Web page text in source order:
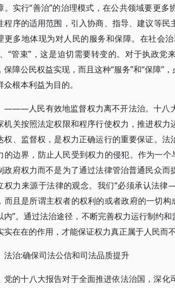
。实行“善治”的治理模式，在公共领域要更
程序的适用范围，引入协商、指导、建议等
更多地体现为对人民的服务和保障。在社会
“管束”，这是迫切需要转变的。对于执政党
保障公民权益实现，而且这种“服务”和“保障”
众根本利益为目的。
———人民有效地监督权力离不开法治。十八
机关按照法定权限和程序行使权力，推进权力
权、监督权，是权力正确运行的重要保证。
的边界，防止人民受到权力的侵犯。作为一
政府权力而不是为了通过法律管治普通民众
权力来源于法律的观念。我们“必须承认
而且是所谓主权者的权利的或者政府的一切
内”。通过法治途径，不断完善权力运行制约
实在在的作用，才能保证权力真正属于人民而不
法治:确保司法公信和司法品质提升
党的十八大报告对于全面推进依法治国，深